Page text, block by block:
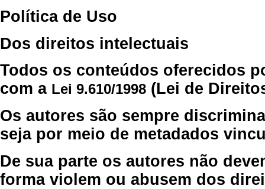
Política de Uso
Dos direitos intelectuais
Todos os conteúdos oferecidos
com a Lei 9.610/1998 (Lei de
Os autores são sempre
seja por meio de metadados
De sua parte os autores não
forma violem ou abusem dos